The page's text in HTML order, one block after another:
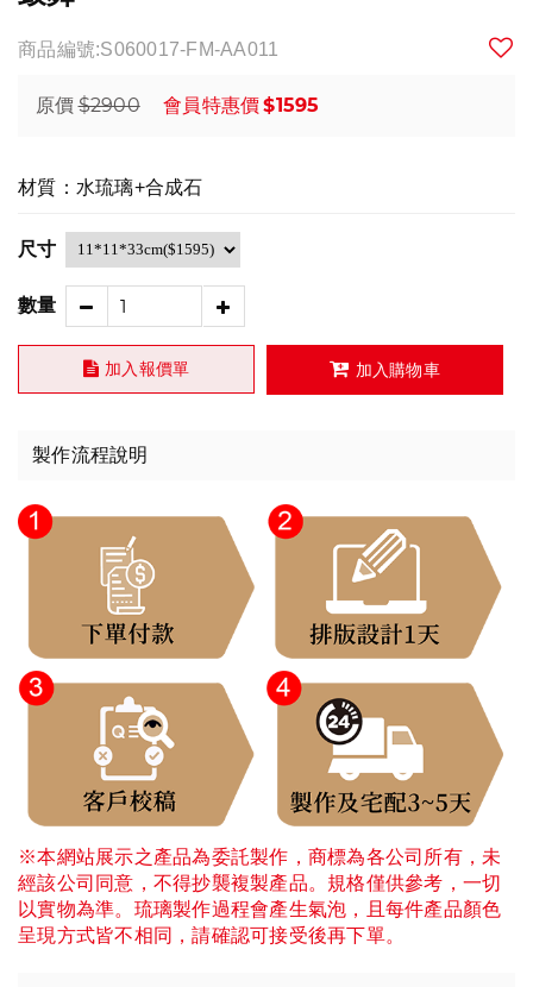
商品編號:S060017-FM-AA011
原價 $2900 會員特惠價$1595
材質：水琉璃+合成石
尺寸
數量
加入報價單 加入購物車
製作流程說明
※本網站展示之產品為委託製作，商標為各公司所有，未
經該公司同意，不得抄襲複製產品。規格僅供參考，一切
以實物為準。琉璃製作過程會產生氣泡，且每件產品顏色
呈現方式皆不相同，請確認可接受後再下單。